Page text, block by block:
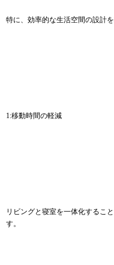
特に、効率的な生活空間の設計
1:移動時間の軽減
リビングと寝室を一体化するこ
す。